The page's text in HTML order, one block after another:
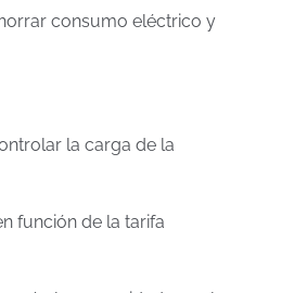
consumo eléctrico y
la carga de la
función de la tarifa